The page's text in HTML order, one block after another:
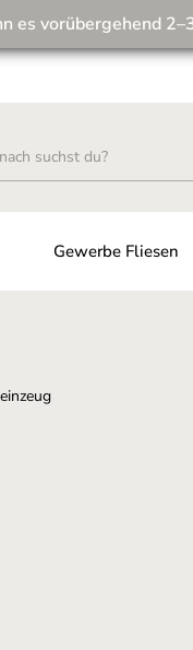
Wir machen unseren
es vorübergehend
Gewerbe Fliesen